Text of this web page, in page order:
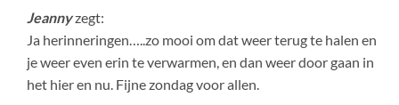
Jeannyzegt:
Ja herinneringen…..zo mooi om dat weer terug te halen en
je weer even erin te verwarmen, en dan weer door gaan in
het hier en nu. Fijne zondag voor allen.